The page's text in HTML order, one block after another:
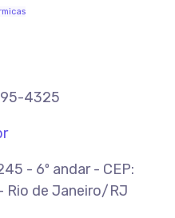
4325
- 6º andar - CEP:
Rio de Janeiro/RJ